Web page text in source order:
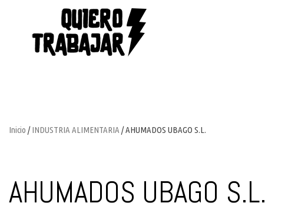
Inicio /INDUSTRIA ALIMENTARIA / AHUMADOS UBAGO S.L.
AHUMADOS UBAGO S.L.